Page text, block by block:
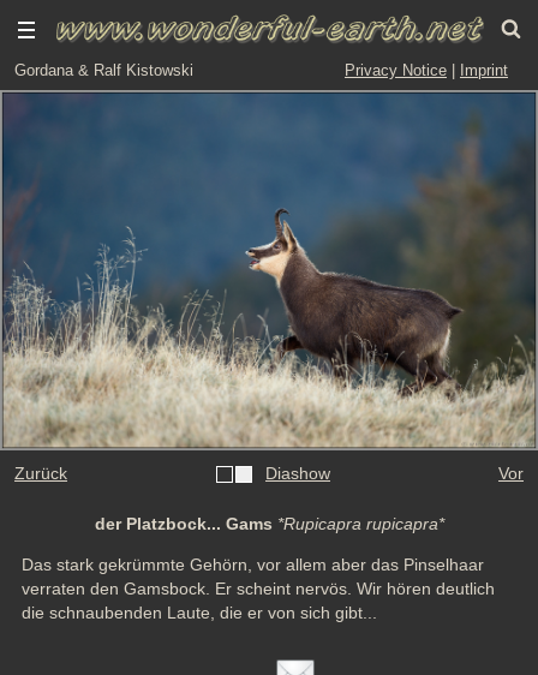
Gordana & Ralf Kistowski Privacy Notice Imprint
Zurück Diashow Vor
der Platzbock... Gams *Rupicapra rupicapra*
Das stark gekrümmte Gehörn, vor allem aber das Pinselhaar
verraten den Gamsbock. Er scheint nervös. Wir hören deutlich
die schnaubenden Laute, die er von sich gibt...